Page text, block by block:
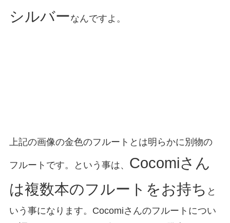
シルバーなんですよ。
上記の画像の金色のフルートとは明らかに別物の
フルートです。という事は、 Cocomiさん
は複数本のフルートをお持ち と
いう事になります。Cocomiさんのフルートについ